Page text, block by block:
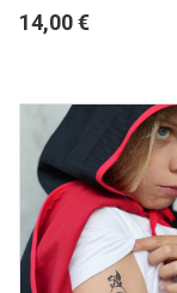
14,00 €